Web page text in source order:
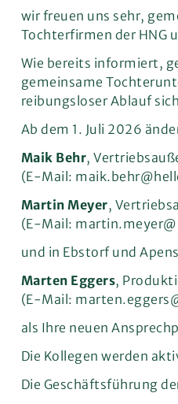
wir freuen uns sehr,
Tochterfirmen der HNG
Wie bereits informiert,
gemeinsame
reibungsloser Ablauf
Ab dem 1. Juli 2026
Maik Behr,
(E-Mail:
Martin Meyer,
(E-Mail:
und in Ebstorf und
Marten Eggers,
(E-Mail:
als Ihre neuen
Die Kollegen werden
Die Geschäftsführung